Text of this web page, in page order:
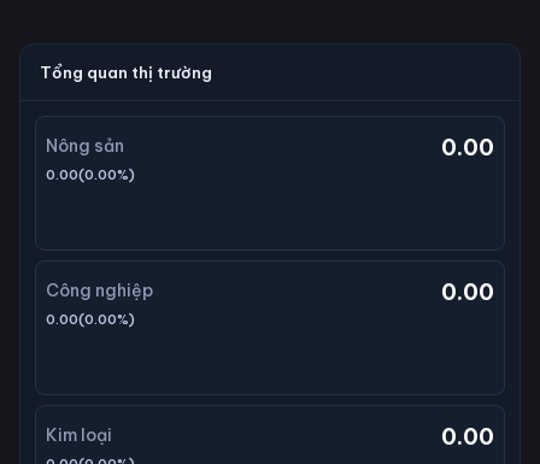
Tổng quan thị trường
Nông sản 0.00
0.00(0.00%)
Công nghiệp 0.00
0.00(0.00%)
Kim loại 0.00